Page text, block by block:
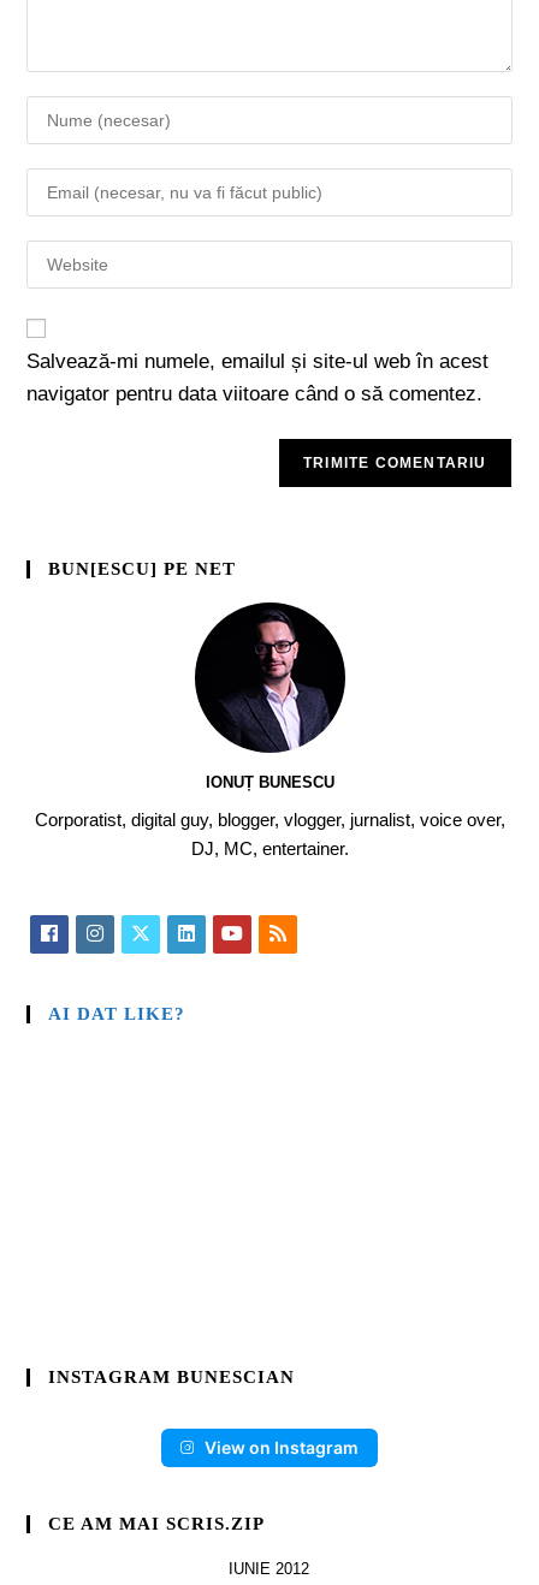
Salvează-mi numele, emailul și site-ul web în acest
navigator pentru data viitoare când o să comentez.
BUN[ESCU] PE NET
IONUȚ BUNESCU
Corporatist, digital guy, blogger, vlogger, jurnalist, voice over,
DJ, MC, entertainer.
AI DAT LIKE?
INSTAGRAM BUNESCIAN
View on Instagram
CE AM MAI SCRIS.ZIP
IUNIE 2012